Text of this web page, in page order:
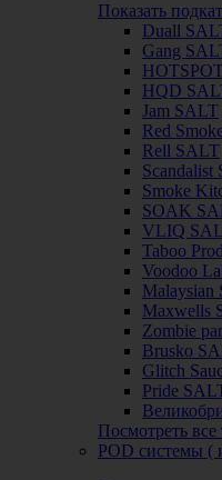
Показать
Duall
Gang
HQD
Jam SALT
Red
Rell SALT
Scandalist
Smoke
SOAK
VLIQ
Taboo
Voodoo
Malaysian
Maxwells
Zombie
Brusko
Glitch
Pride
Посмотреть все
POD системы (